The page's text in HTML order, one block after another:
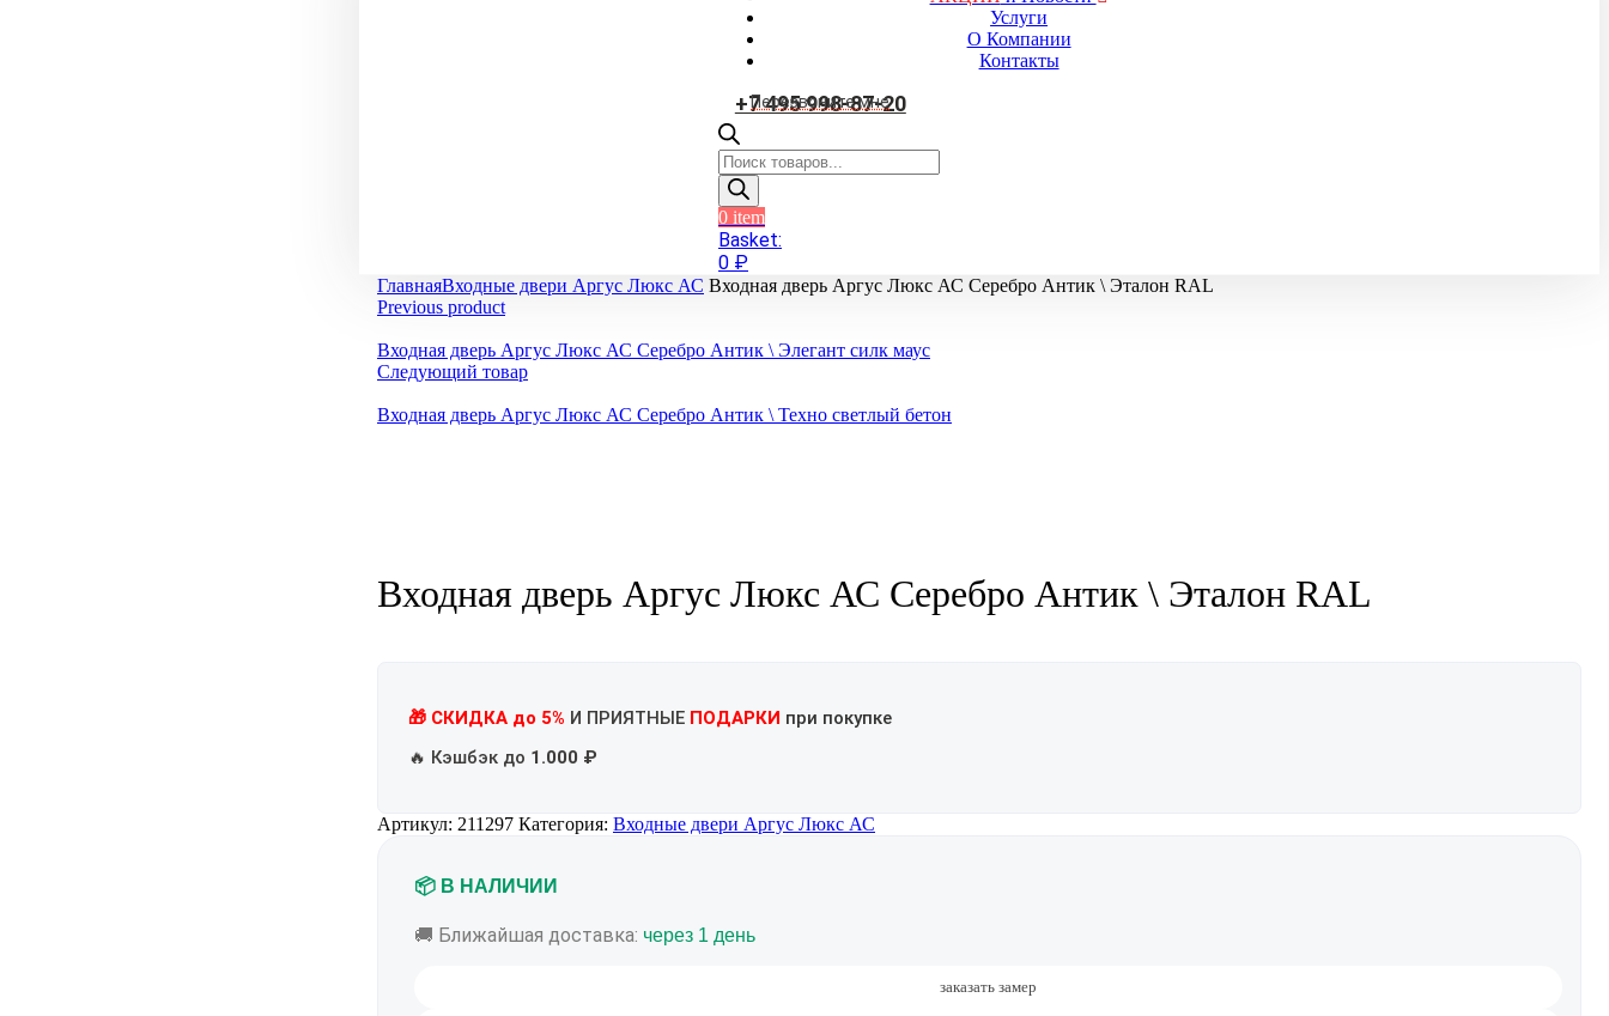
Услуги
О Компании
Контакты
+7 495 998-87-20
Перезвоните мне
Поиск
товаров
0 item
Basket:
0 ₽
ГлавнаяВходные двери Аргус Люкс АС Входная дверь Аргус Люкс АС Серебро Антик \ Эталон RAL
Previous product
Входная дверь Аргус Люкс АС Серебро Антик \ Элегант силк маус
Следующий товар
Входная дверь Аргус Люкс АС Серебро Антик \ Техно светлый бетон
Входная дверь Аргус Люкс АС Серебро Антик \ Эталон RAL
🎁 СКИДКА до 5% И ПРИЯТНЫЕ ПОДАРКИ при покупке
🔥 Кэшбэк до 1.000 ₽
Артикул: 211297 Категория: Входные двери Аргус Люкс АС
📦 В НАЛИЧИИ
🚚 Ближайшая доставка: через 1 день
заказать замер